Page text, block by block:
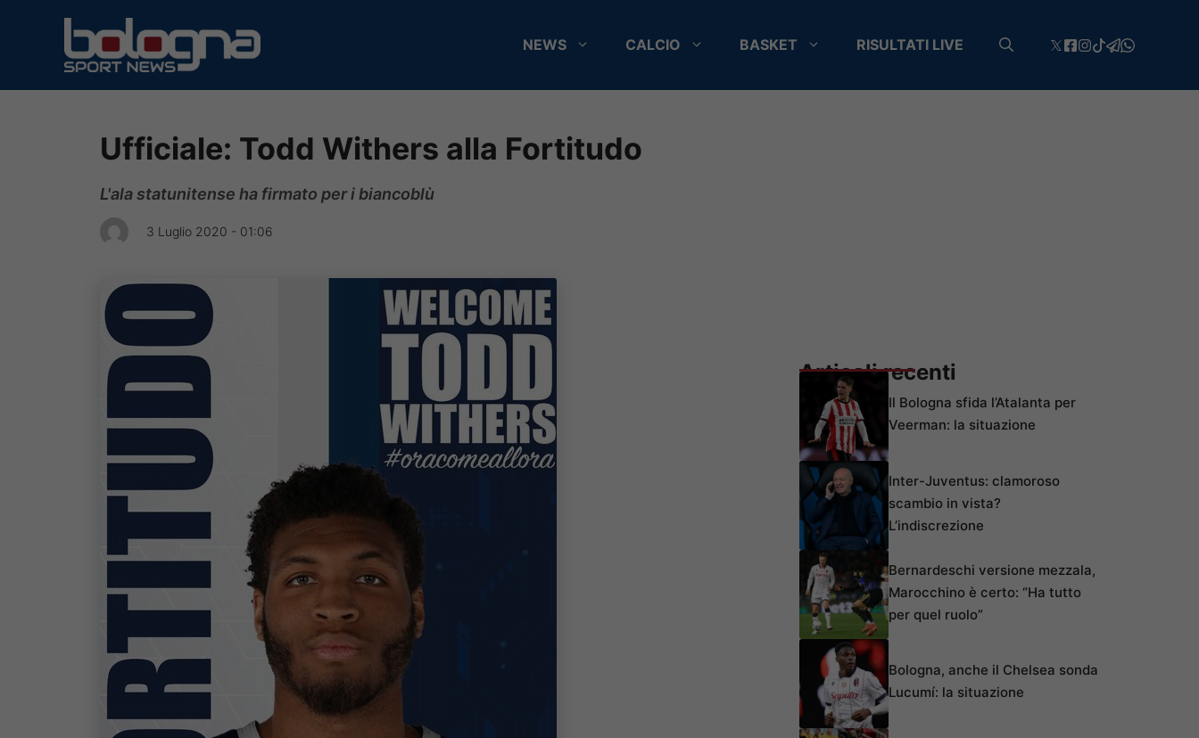
contenuto
NEWS CALCIO BASKET RISULTATI LIVE
Ufficiale: Todd Withers alla Fortitudo
L'ala statunitense ha firmato per i biancoblù
3 Luglio 2020 - 01:06
Articoli recenti
Il Bologna sfida l’Atalanta per
Veerman: la situazione
Inter-Juventus: clamoroso
scambio in vista?
L’indiscrezione
Bernardeschi versione mezzala,
Marocchino è certo: “Ha tutto
per quel ruolo”
Bologna, anche il Chelsea sonda
Lucumí: la situazione